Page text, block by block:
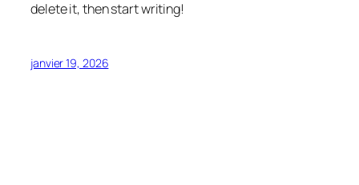
delete it, then start writing!
janvier 19, 2026